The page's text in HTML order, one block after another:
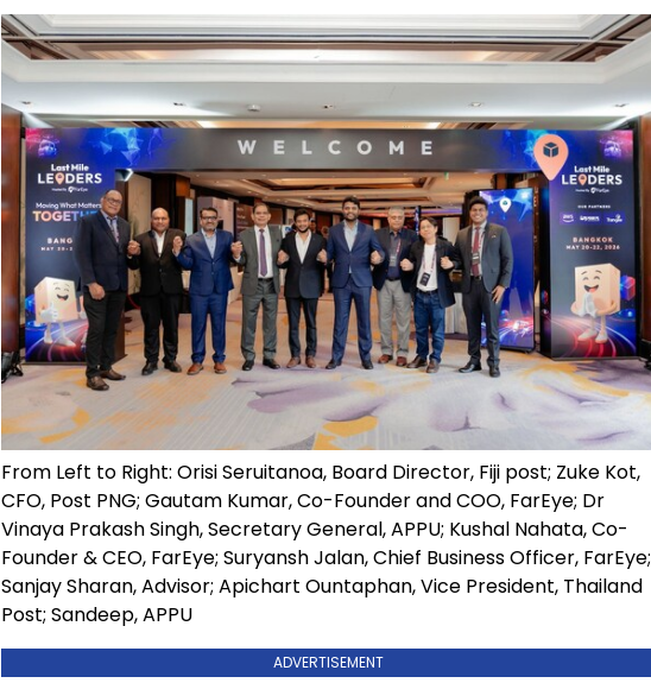
From Left to Right: Orisi Seruitanoa, Board Director, Fiji post; Zuke Kot,
CFO, Post PNG; Gautam Kumar, Co-Founder and COO, FarEye; Dr
Vinaya Prakash Singh, Secretary General, APPU; Kushal Nahata, Co-
Founder & CEO, FarEye; Suryansh Jalan, Chief Business Officer, FarEye;
Sanjay Sharan, Advisor; Apichart Ountaphan, Vice President, Thailand
Post; Sandeep, APPU
ADVERTISEMENT